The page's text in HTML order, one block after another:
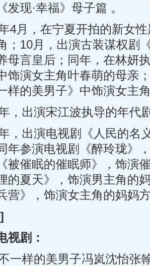
发现·幸福》母子篇 。
，在宁夏开拍的新女性
；10月，出演古装谋权剧
母言皇后；同年，在林妍
饰演女主角叶春萌的母亲
样的美男子》中饰演女主
出演宋江波执导的年代
出演电视剧《人民的名
年参演电视剧《醉玲珑》
被催眠的催眠师》，饰演
的夏天》，饰演男主角的
营》，饰演女主角的妈妈
视剧：
样的美男子冯岚沈怡张